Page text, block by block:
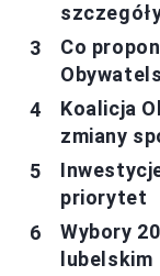
Co
Koalicja
zmiany
priorytet
Wybory
lubelskim